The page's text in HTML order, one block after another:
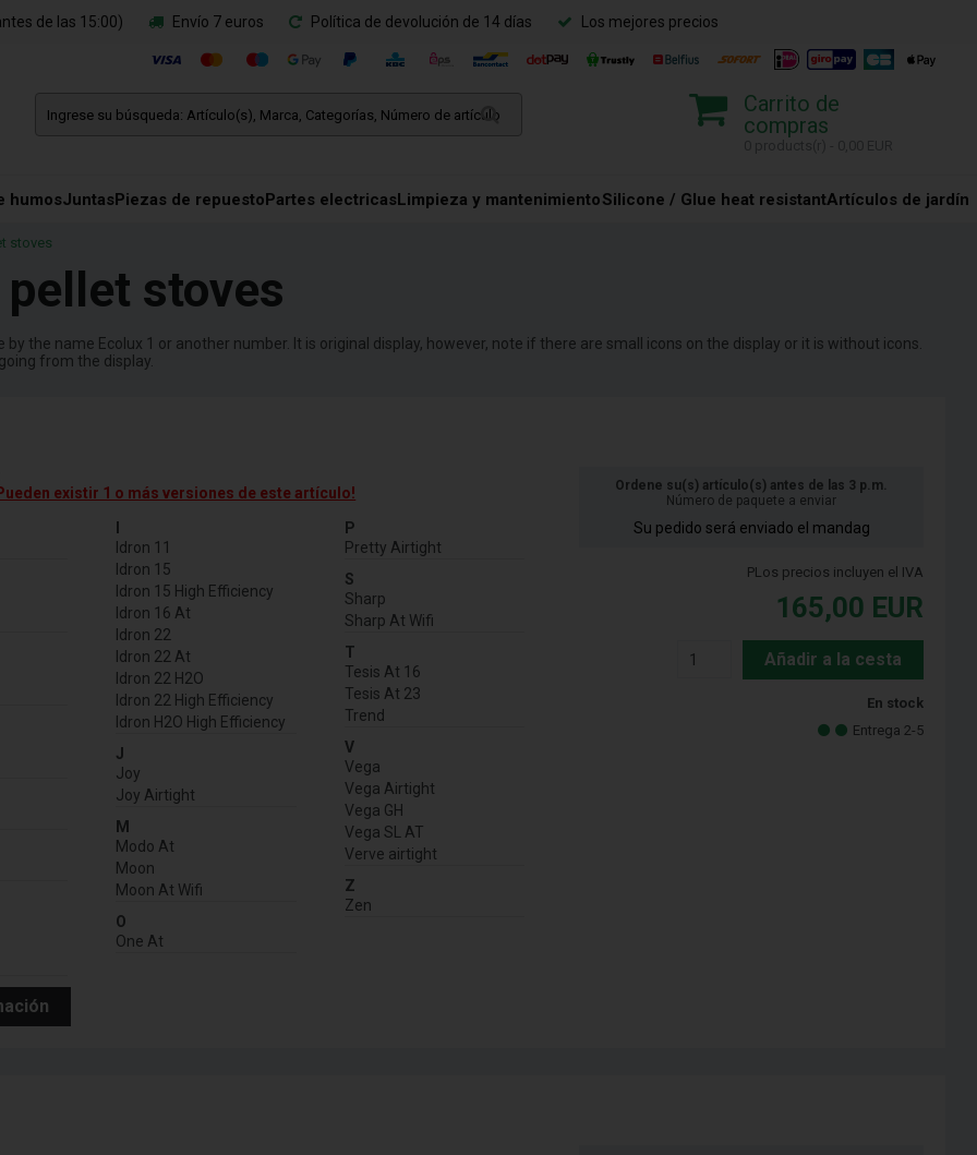
de las 15:00) Envío 7 euros Política de devolución de 14 días Los mejores precios
Carrito de
compras
humosJuntasPiezas de repuestoPartes electricasLimpieza y mantenimientoSilicone / Glue heat resistantArtículos de jardín
stoves
stoves
the name Ecolux 1 or another number. It is original display, however, note if there are small icons on the display or it is without icons.
from the display.
existir 1 o más versiones de este artículo!
Idron 11
Idron 15
Idron 15 High Efficiency
Idron 16 At
Idron 22
Idron 22 At
Idron 22 H2O
Idron 22 High Efficiency
Idron H2O High Efficiency
J
Joy
Joy Airtight
M
Modo At
Moon
Moon At Wifi
O
One At
P
Pretty Airtight
S
Sharp
Sharp At Wifi
T
Tesis At 16
Tesis At 23
Trend
V
Vega
Vega Airtight
Vega GH
Vega SL AT
Verve airtight
Z
Zen
Ordene su(s) artículo(s) antes de las 3 p.m.
Número de paquete a enviar
Su pedido será enviado el mandag
PLos precios incluyen el IVA
165,00 EUR
Añadir a la cesta
En stock
Entrega 2-5